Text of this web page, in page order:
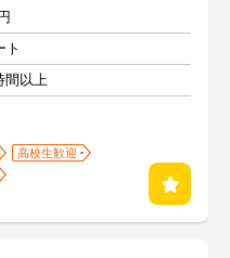
ト
間以上
高校生歓迎